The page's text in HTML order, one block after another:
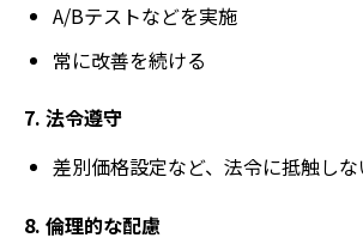
A/Bテストなどを実施
常に改善を続ける
7. 法令遵守
差別価格設定など、法令に抵触し
8. 倫理的な配慮